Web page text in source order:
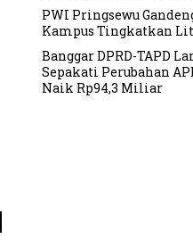
PWI Pringsewu
Kampus Tingkatkan
Banggar DPRD-TAPD
Sepakati Perubahan
Naik Rp94,3 Miliar